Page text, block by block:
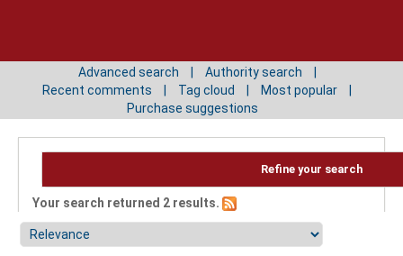
Advanced search
Authority search
Recent comments
Tag cloud
Most popular
Purchase suggestions
Refine your search
Your search returned 2 results.